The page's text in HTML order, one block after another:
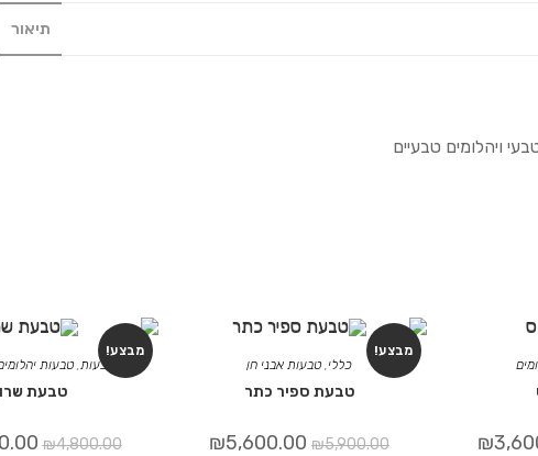
תיאור
ויהלומים טבעיים
₪
מבצע!
כללי,טבעות אבני חן
טבעת ספיר כתר
₪5,900.00
₪5,600.00
מבצע!
טבעות,טבעות
טבעת
₪4,800.00